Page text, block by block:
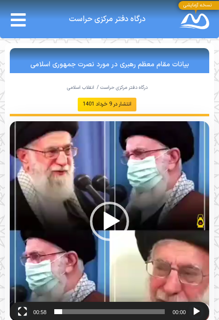
درگاه دفتر مرکزی حراست
بیانات مقام معظم رهبری در مورد نصرت جمهوری اسلامی
درگاه دفتر مرکزی حراست / انقلاب اسلامی
انتشار در9 خرداد 1401
00:00
00:58
نسخه آزمایشی